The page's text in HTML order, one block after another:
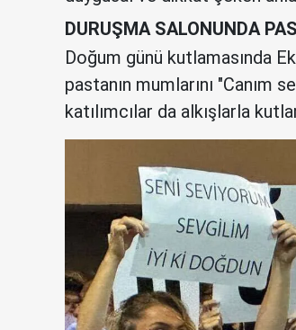
DURUŞMA SALONUNDA
Doğum günü kutlamasında
pastanın mumlarını "Canım
katılımcılar da alkışlarla